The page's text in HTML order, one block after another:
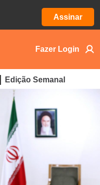
Assinar
Fazer Login
Edição Semanal